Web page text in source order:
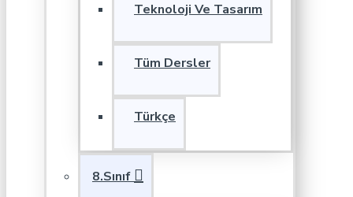
Teknoloji Ve Tasarım
Tüm Dersler
Türkçe
8.Sınıf